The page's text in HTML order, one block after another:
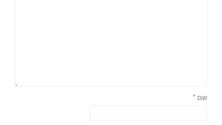
שם *